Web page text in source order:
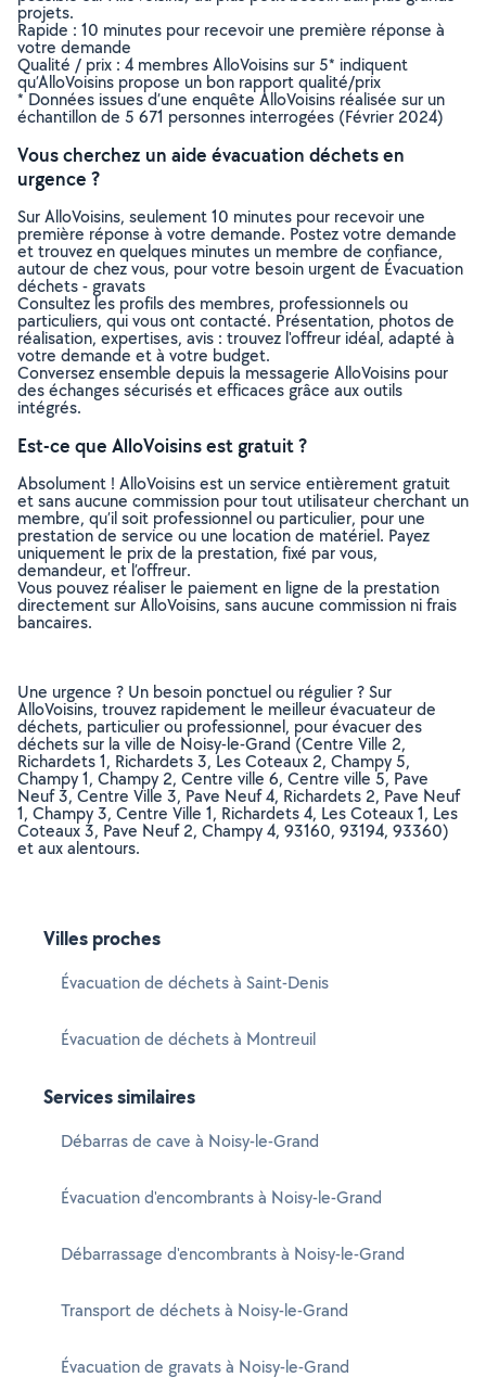
projets.
Rapide : 10 minutes pour recevoir une première réponse à
votre demande
Qualité / prix : 4 membres AlloVoisins sur 5* indiquent
qu’AlloVoisins propose un bon rapport qualité/prix
* Données issues d’une enquête AlloVoisins réalisée sur un
échantillon de 5 671 personnes interrogées (Février 2024)
Vous cherchez un aide évacuation déchets en
urgence ?
Sur AlloVoisins, seulement 10 minutes pour recevoir une
première réponse à votre demande. Postez votre demande
et trouvez en quelques minutes un membre de confiance,
autour de chez vous, pour votre besoin urgent de Évacuation
déchets - gravats
Consultez les profils des membres, professionnels ou
particuliers, qui vous ont contacté. Présentation, photos de
réalisation, expertises, avis : trouvez l'offreur idéal, adapté à
votre demande et à votre budget.
Conversez ensemble depuis la messagerie AlloVoisins pour
des échanges sécurisés et efficaces grâce aux outils
intégrés.
Est-ce que AlloVoisins est gratuit ?
Absolument ! AlloVoisins est un service entièrement gratuit
et sans aucune commission pour tout utilisateur cherchant un
membre, qu’il soit professionnel ou particulier, pour une
prestation de service ou une location de matériel. Payez
uniquement le prix de la prestation, fixé par vous,
demandeur, et l’offreur.
Vous pouvez réaliser le paiement en ligne de la prestation
directement sur AlloVoisins, sans aucune commission ni frais
bancaires.
Une urgence ? Un besoin ponctuel ou régulier ? Sur
AlloVoisins, trouvez rapidement le meilleur évacuateur de
déchets, particulier ou professionnel, pour évacuer des
déchets sur la ville de Noisy-le-Grand (Centre Ville 2,
Richardets 1, Richardets 3, Les Coteaux 2, Champy 5,
Champy 1, Champy 2, Centre ville 6, Centre ville 5, Pave
Neuf 3, Centre Ville 3, Pave Neuf 4, Richardets 2, Pave Neuf
1, Champy 3, Centre Ville 1, Richardets 4, Les Coteaux 1, Les
Coteaux 3, Pave Neuf 2, Champy 4, 93160, 93194, 93360)
et aux alentours.
Villes proches
Évacuation de déchets à Saint-Denis
Évacuation de déchets à Montreuil
Services similaires
Débarras de cave à Noisy-le-Grand
Évacuation d'encombrants à Noisy-le-Grand
Débarrassage d'encombrants à Noisy-le-Grand
Transport de déchets à Noisy-le-Grand
Évacuation de gravats à Noisy-le-Grand